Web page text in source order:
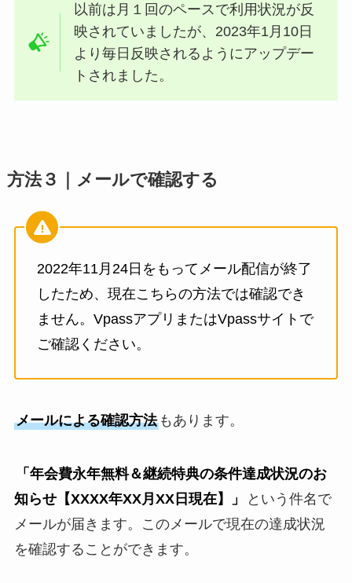
以前は月１回のペースで利用状況が反
映されていましたが、2023年1月10日
より毎日反映されるようにアップデー
トされました。
方法３｜メールで確認する
2022年11月24日をもってメール配信が終了
したため、現在こちらの方法では確認でき
ません。VpassアプリまたはVpassサイトで
ご確認ください。
メールによる確認方法もあります。
「年会費永年無料＆継続特典の条件達成状況のお
知らせ【XXXX年XX月XX日現在】」
という件名で
メールが届きます。このメールで現在の達成状況
を確認することができます。